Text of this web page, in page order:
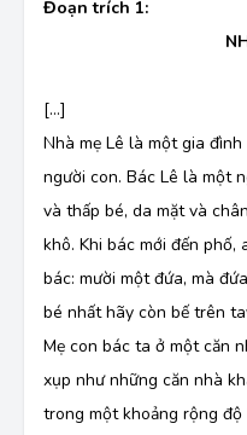
Đoạn trích 1:
[…]
Nhà mẹ Lê là một gia
người con. Bác Lê là một
và thấp bé, da mặt và
khô. Khi bác mới đến phố,
bác: mười một đứa, mà
bé nhất hãy còn bế trên
Mẹ con bác ta ở một căn
xụp như những căn nhà
trong một khoảng rộng độ